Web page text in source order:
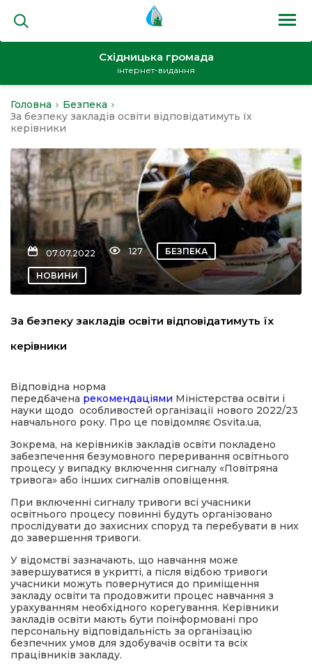
Східницька громада
інтернет-видання
Головна
Безпека
За безпеку закладів освіти відповідатимуть їх
керівники
07.07.2022 127 БЕЗПЕКА
НОВИНИ
За безпеку закладів освіти відповідатимуть їх
керівники
Відповідна норма
передбачена рекомендаціями Міністерства освіти і
науки щодо особливостей організації нового 2022/23
навчального року. Про це повідомляє Оsvita.ua,
Зокрема, на керівників закладів освіти покладено
забезпечення безумовного переривання освітнього
процесу у випадку включення сигналу «Повітряна
тривога» або інших сигналів оповіщення.
При включенні сигналу тривоги всі учасники
освітнього процесу повинні будуть організовано
прослідувати до захисних споруд та перебувати в них
до завершення тривоги.
У відомстві зазначають, що навчання може
завершуватися в укритті, а після відбою тривоги
учасники можуть повернутися до приміщення
закладу освіти та продовжити процес навчання з
урахуванням необхідного корегування. Керівники
закладів освіти мають бути поінформовані про
персональну відповідальність за організацію
безпечних умов для здобувачів освіти та всіх
працівників закладу.